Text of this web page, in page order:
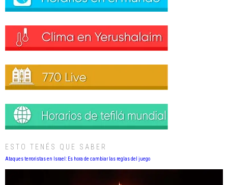
ESTO TENÉS QUE SABER
Ataques terroristas en Israel: Es hora de cambiar las reglas del juego